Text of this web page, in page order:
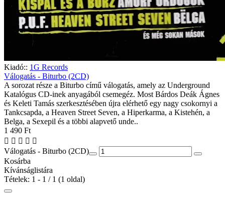
Kiadó:: 1G Records
Válogatás - Biturbo (2CD)
A sorozat része a Biturbo című válogatás, amely az Underground
Katalógus CD-inek anyagából csemegéz. Most Bárdos Deák Ágnes
és Keleti Tamás szerkesztésében újra elérhető egy nagy csokornyi a
Tankcsapda, a Heaven Street Seven, a Hiperkarma, a Kistehén, a
Belga, a Sexepil és a többi alapvető unde..
1 490 Ft
Válogatás - Biturbo (2CD)
Kosárba
Kívánságlistára
Tételek: 1 - 1 / 1 (1 oldal)